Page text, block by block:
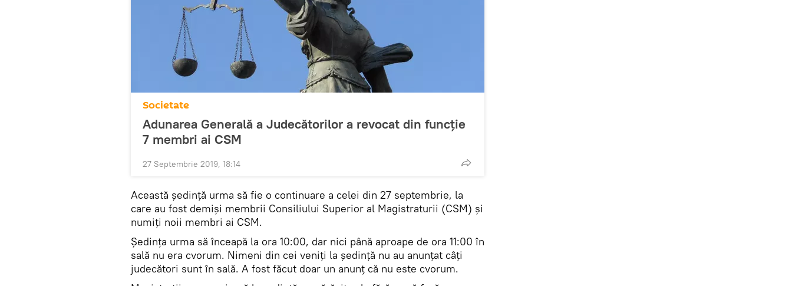
Societate
Adunarea Generală a Judecătorilor a revocat din funcție
7 membri ai CSM
27 Septembrie 2019, 18:14
Această ședință urma să fie o continuare a celei din 27 septembrie, la
care au fost demiși membrii Consiliului Superior al Magistraturii (CSM) și
numiți noii membri ai CSM.
Ședința urma să înceapă la ora 10:00, dar nici până aproape de ora 11:00 în
sală nu era cvorum. Nimeni din cei veniți la ședință nu au anunțat câți
judecători sunt în sală. A fost făcut doar un anunț că nu este cvorum.